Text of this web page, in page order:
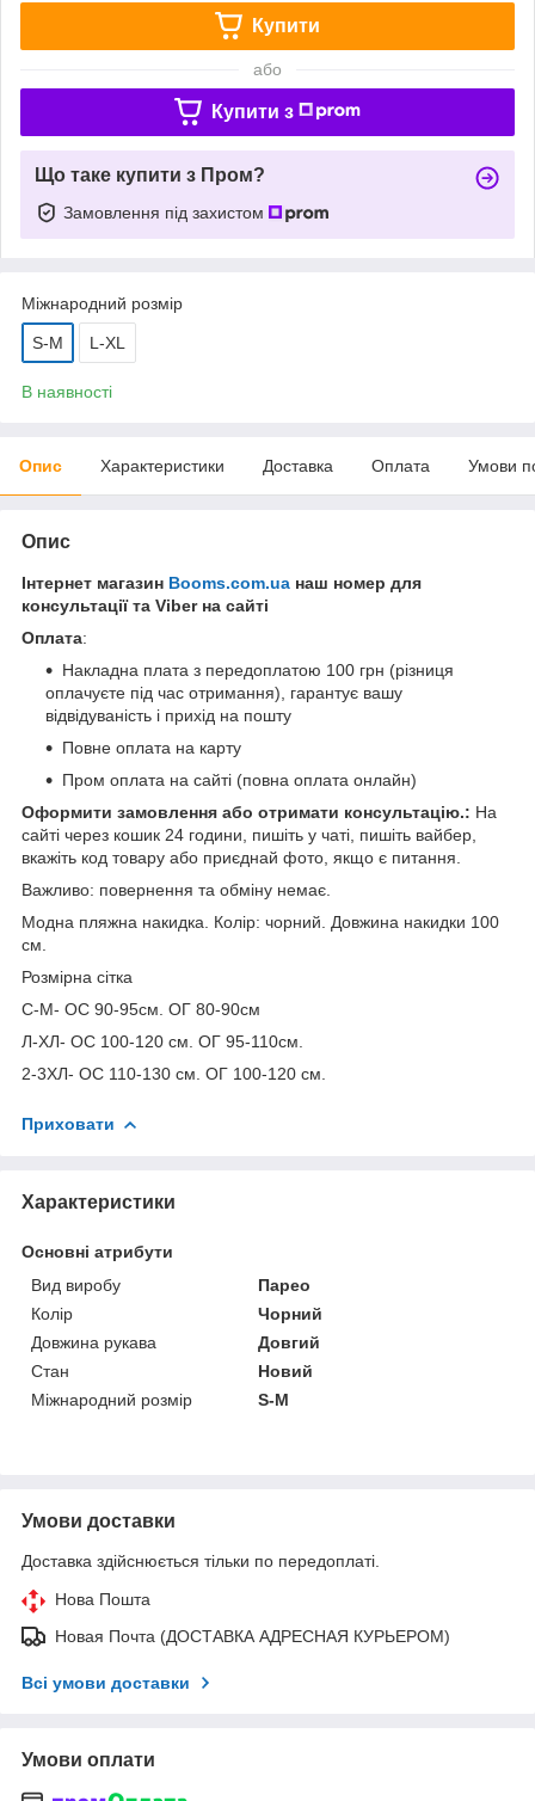
Купити
або
Купити з
Що таке купити з Пром?
Замовлення під захистом
Міжнародний розмір
S-M L-XL
В наявності
Опис Характеристики Доставка Оплата Умови
Опис
Інтернет магазин Booms.com.ua наш номер для
консультації та Viber на сайті
Оплата:
Накладна плата з передоплатою 100 грн (різниця
оплачуєте під час отримання), гарантує вашу
відвідуваність і прихід на пошту
Повне оплата на карту
Пром оплата на сайті (повна оплата онлайн)
Оформити замовлення або отримати консультацію.: На
сайті через кошик 24 години, пишіть у чаті, пишіть вайбер,
вкажіть код товару або приєднай фото, якщо є питання.
Важливо: повернення та обміну немає.
Модна пляжна накидка. Колір: чорний. Довжина накидки 100
см.
Розмірна сітка
С-М- ОС 90-95см. ОГ 80-90см
Л-ХЛ- ОС 100-120 см. ОГ 95-110см.
2-3ХЛ- ОС 110-130 см. ОГ 100-120 см.
Приховати
Характеристики
Основні атрибути
Вид виробу
Парео
Колір
Чорний
Довжина рукава
Довгий
Стан
Новий
Міжнародний розмір
S-M
Умови доставки
Доставка здійснюється тільки по передоплаті.
Нова Пошта
Новая Почта (ДОСТАВКА АДРЕСНАЯ КУРЬЕРОМ)
Всі умови доставки
Умови оплати